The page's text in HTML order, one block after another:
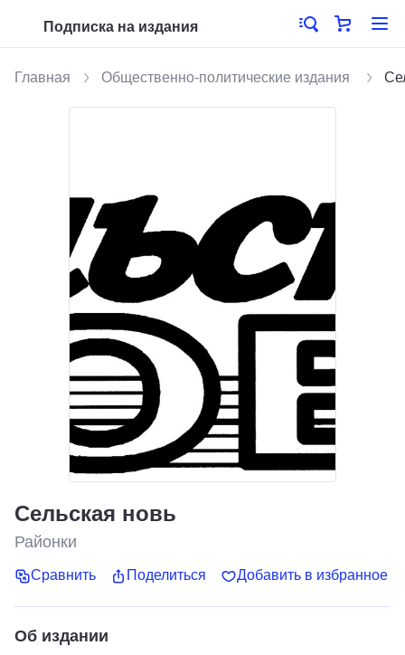
Подписка на издания
Главная Общественно-политические издания
Сельская новь
Районки
Сравнить Поделиться Добавить в избранное
Об издании